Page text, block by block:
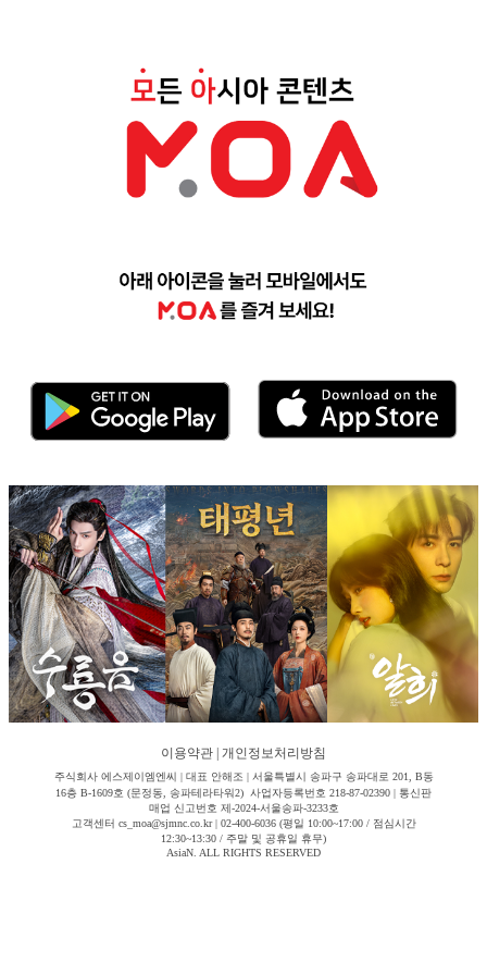
이용약관 개인정보처리방침
주식회사 에스제이엠엔씨 | 대표 안해조 | 서울특별시 송파구 송파대로 201, B동
16층 B-1609호 (문정동, 송파테라타워2) 사업자등록번호 218-87-02390 | 통신판
매업 신고번호 제-2024-서울송파-3233호
고객센터 cs_moa@sjmnc.co.kr | 02-400-6036 (평일 10:00~17:00 / 점심시간
12:30~13:30 / 주말 및 공휴일 휴무)
AsiaN. ALL RIGHTS RESERVED